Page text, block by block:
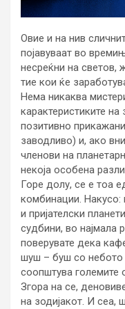
Овие и на нив
појавуваат во
несреќни на светов,
тие кои ќе
Нема никаква
карактеристиките на
позитивно
заводливо) и, ако
членови на
некоја особена
Горе долу, се е тоа
комбинации.
и пријателски
судбини, во најмала
поверувате дека
шуш – буш со небото
соопштува големите
Згора на се,
на зодијакот. И сеа,